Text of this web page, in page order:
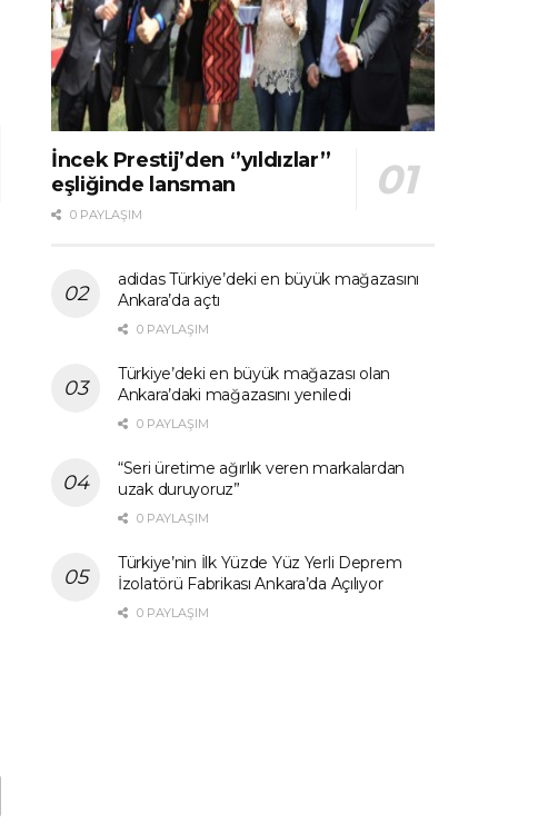
İncek Prestij’den ‘’yıldızlar’’
eşliğinde lansman
0 PAYLAŞIM
adidas Türkiye’deki en büyük mağazasını
Ankara’da açtı
0 PAYLAŞIM
Türkiye’deki en büyük mağazası olan
Ankara’daki mağazasını yeniledi
0 PAYLAŞIM
“Seri üretime ağırlık veren markalardan
uzak duruyoruz”
0 PAYLAŞIM
Türkiye’nin İlk Yüzde Yüz Yerli Deprem
İzolatörü Fabrikası Ankara’da Açılıyor
0 PAYLAŞIM